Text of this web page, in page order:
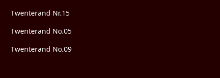
Twenterand Nr.15
Twenterand No.05
Twenterand No.09